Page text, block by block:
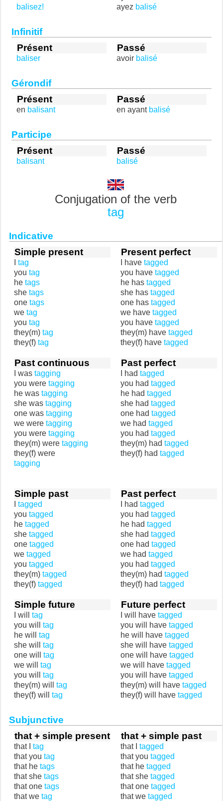
balisez!
ayez balisé
Infinitif
Présent
baliser
Passé
avoir balisé
Gérondif
Présent
en balisant
Passé
en ayant balisé
Participe
Présent
balisant
Passé
balisé
Conjugation of the verb
tag
Indicative
Simple present
tag
you tag
he tags
she tags
one tags
we tag
you tag
they(m) tag
they(f) tag
Present perfect
I have tagged
you have tagged
he has tagged
she has tagged
one has tagged
we have tagged
you have tagged
they(m) have tagged
they(f) have tagged
Past continuous
I was tagging
you were tagging
he was tagging
she was tagging
one was tagging
we were tagging
you were tagging
they(m) were tagging
they(f) were
tagging
Past perfect
I had tagged
you had tagged
he had tagged
she had tagged
one had tagged
we had tagged
you had tagged
they(m) had tagged
they(f) had tagged
Simple past
tagged
you tagged
he tagged
she tagged
one tagged
we tagged
you tagged
they(m) tagged
they(f) tagged
Past perfect
I had tagged
you had tagged
he had tagged
she had tagged
one had tagged
we had tagged
you had tagged
they(m) had tagged
they(f) had tagged
Simple future
I will tag
you will tag
he will tag
she will tag
one will tag
we will tag
you will tag
they(m) will tag
they(f) will tag
Future perfect
I will have tagged
you will have tagged
he will have tagged
she will have tagged
one will have tagged
we will have tagged
you will have tagged
they(m) will have tagged
they(f) will have tagged
Subjunctive
that + simple present
that I tag
that you tag
that he tags
that she tags
that one tags
that we tag
that + simple past
that I tagged
that you tagged
that he tagged
that she tagged
that one tagged
that we tagged